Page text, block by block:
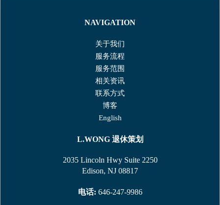
NAVIGATION
关于我们
服务流程
服务范围
相关资讯
联系⽅式
博客
English
L.WONG 退休策划
2035 Lincoln Hwy Suite 2250
Edison, NJ 08817
电话: 646-247-9986